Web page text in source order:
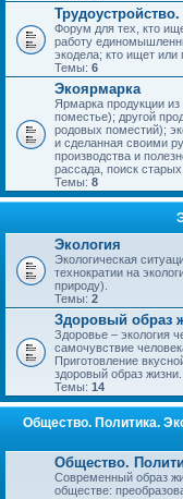
Форум для тех, кто
работу
экодела; кто ищет или
Темы: 6
Экоярмарка
Ярмарка продукции
поместье); другой
родовых поместий);
и сделанная своими
производства и
рассада, поиск
Темы: 8
Экология
Экологическая
технократии на
природу).
Темы: 2
Здоровый образ
Здоровье – экология
самочувствие
Приготовление
здоровый образ
Темы: 14
Общество. Политика.
Общество.
Современный образ
обществе: